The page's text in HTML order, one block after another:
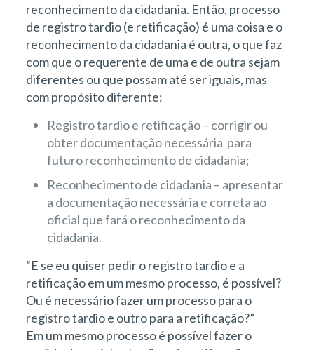
reconhecimento da cidadania. Então, processo
de registro tardio (e retificação) é uma coisa e o
reconhecimento da cidadania é outra, o que faz
com que o requerente de uma e de outra sejam
diferentes ou que possam até ser iguais, mas
com propósito diferente:
Registro tardio e retificação – corrigir ou
obter documentação necessária para
futuro reconhecimento de cidadania;
Reconhecimento de cidadania – apresentar
a documentação necessária e correta ao
oficial que fará o reconhecimento da
cidadania.
“E se eu quiser pedir o registro tardio e a
retificação em um mesmo processo, é possível?
Ou é necessário fazer um processo para o
registro tardio e outro para a retificação?”
Em um mesmo processo é possível fazer o